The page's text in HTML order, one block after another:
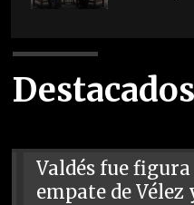
Destacados
Valdés fue
empate de Vélez